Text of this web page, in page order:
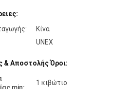
Κίνα
UNEX
& Αποστολής Όροι:
1 κιβώτιο